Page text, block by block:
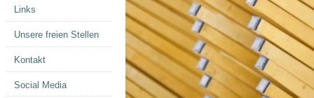
Links
Unsere freien Stellen
Kontakt
Social Media